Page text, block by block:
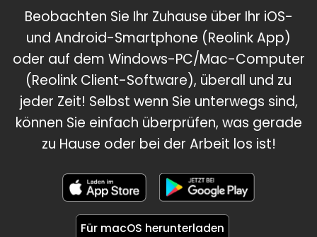
Beobachten Sie Ihr Zuhause über Ihr iOS-
und Android-Smartphone (Reolink App)
oder auf dem Windows-PC/Mac-Computer
(Reolink Client-Software), überall und zu
jeder Zeit! Selbst wenn Sie unterwegs sind,
können Sie einfach überprüfen, was gerade
zu Hause oder bei der Arbeit los ist!
Für macOS herunterladen